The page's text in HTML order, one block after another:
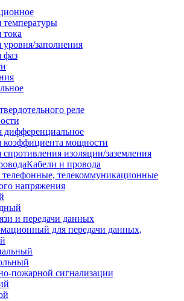
температуры
тока
уровня/заполнения
фаз
реле
дифференциальное
коэффициента мощности
спротивления изоляции/заземления
Кабели и провода
телефонные, телекоммуникационные
напряжения
и передачи данных
для передачи данных,
пожарной сигнализации